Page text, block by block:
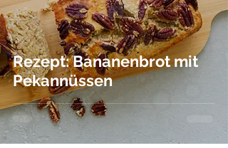
Rezept: Bananenbrot mit
Pekannüssen